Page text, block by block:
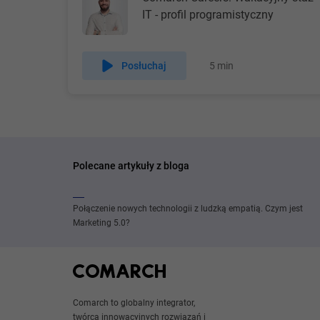
W
Tak,
IT - profil programistyczny
Posłuchaj 5 min
Polecane artykuły z bloga
Połączenie nowych technologii z ludzką empatią. Czym jest
Marketing 5.0?
Comarch to globalny integrator,
twórca innowacyjnych rozwiązań i